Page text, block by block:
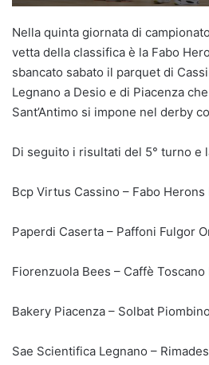
Nella quinta giornata di
vetta della classifica è la Fabo
sbancato sabato il parquet di
Legnano a Desio e di Piacenza
Sant’Antimo si impone nel derby
Di seguito i risultati del 5° turno e
Bcp Virtus Cassino – Fabo
Paperdi Caserta – Paffoni Fulgor
Fiorenzuola Bees – Caffè
Bakery Piacenza – Solbat Piombino
Sae Scientifica Legnano –